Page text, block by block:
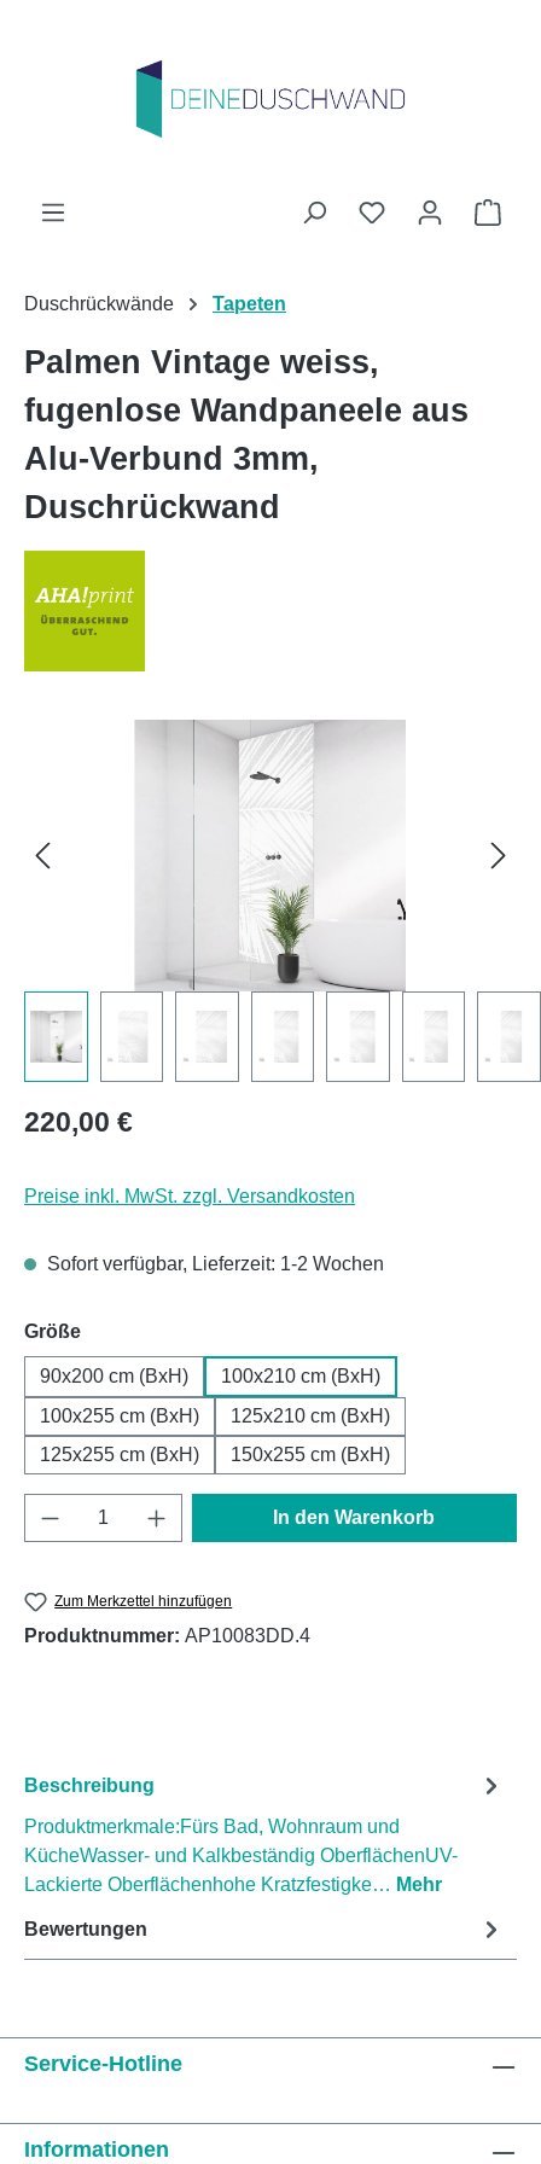
Du hast 0
Duschrückwände Tapeten
Palmen Vintage weiss,
fugenlose Wandpaneele aus
Alu-Verbund 3mm,
Duschrückwand
Regulärer Preis:
220,00 €
Preise inkl. MwSt. zzgl. Versandkosten
Sofort verfügbar, Lieferzeit: 1-2 Wochen
Größeauswählen
90x200 cm (BxH)
100x210 cm (BxH)
100x255 cm (BxH)
125x210 cm (BxH)
125x255 cm (BxH)
150x255 cm (BxH)
Produkt Anzahl: Gib den gewünschten
In den Warenkorb
Zum Merkzettel hinzufügen
Produktnummer: AP10083DD.4
Beschreibung
Produktmerkmale:Fürs Bad, Wohnraum und
KücheWasser- und Kalkbeständig OberflächenUV-
Lackierte Oberflächenhohe Kratzfestigke… Mehr
Bewertungen
Service-Hotline
Informationen